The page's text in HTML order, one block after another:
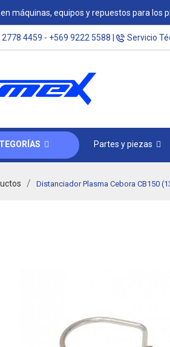
máquinas, equipos y repuestos para los
2778 4459 - +569 9222 5588 Servicio
Partes y piezas
Distanciador Plasma Cebora CB150